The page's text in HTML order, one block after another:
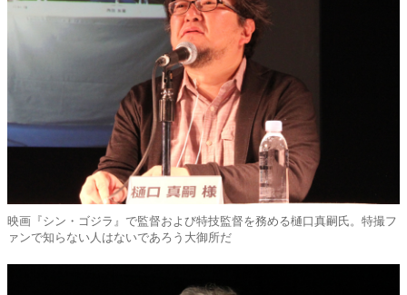
映画『シン・ゴジラ』で監督および特技監督を務める樋口真嗣氏。特撮フ
ァンで知らない人はないであろう大御所だ